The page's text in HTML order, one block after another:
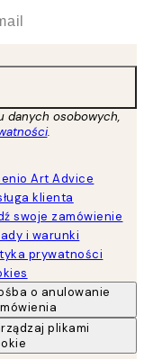
danych osobowych,
.
Art Advice
klienta
swoje zamówienie
i warunki
prywatności
o anulowanie
plikami